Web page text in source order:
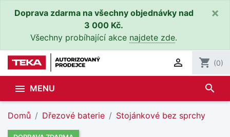
Doprava zdarma na všechny objednávky nad
3 000 Kč.
Všechny probíhající akce najdete zde.
×
 shopping_cart (0)
 MENU search
Domů Dřezové baterie Stojánkové bez sprchy